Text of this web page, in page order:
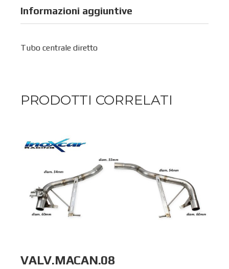
Informazioni aggiuntive
Tubo centrale diretto
PRODOTTI CORRELATI
VALV.MACAN.08